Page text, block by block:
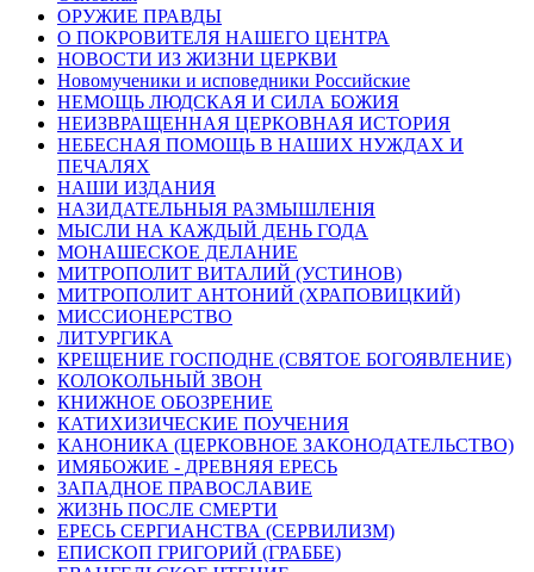
ОРУЖИЕ ПРАВДЫ
О ПОКРОВИТЕЛЯ НАШЕГО ЦЕНТРА
НОВОСТИ ИЗ ЖИЗНИ ЦЕРКВИ
Новомученики и исповедники Российские
НЕМОЩЬ ЛЮДСКАЯ И СИЛА БОЖИЯ
НЕИЗВРАЩЕННАЯ ЦЕРКОВНАЯ ИСТОРИЯ
НЕБЕСНАЯ ПОМОЩЬ В НАШИХ НУЖДАХ И
ПЕЧАЛЯХ
НАШИ ИЗДАНИЯ
НАЗИДАТЕЛЬНЫЯ РАЗМЫШЛЕНІЯ
МЫСЛИ НА КАЖДЫЙ ДЕНЬ ГОДА
МОНАШЕСКОЕ ДЕЛАНИЕ
МИТРОПОЛИТ ВИТАЛИЙ (УСТИНОВ)
МИТРОПОЛИТ АНТОНИЙ (ХРАПОВИЦКИЙ)
МИССИОНЕРСТВО
ЛИТУРГИКА
КРЕЩЕНИЕ ГОСПОДНЕ (СВЯТОЕ БОГОЯВЛЕНИЕ)
КОЛОКОЛЬНЫЙ ЗВОН
КНИЖНОЕ ОБОЗРЕНИЕ
КАТИХИЗИЧЕСКИЕ ПОУЧЕНИЯ
КАНОНИКА (ЦЕРКОВНОЕ ЗАКОНОДАТЕЛЬСТВО)
ИМЯБОЖИЕ - ДРЕВНЯЯ ЕРЕСЬ
ЗАПАДНОЕ ПРАВОСЛАВИЕ
ЖИЗНЬ ПОСЛЕ СМЕРТИ
ЕРЕСЬ СЕРГИАНСТВА (СЕРВИЛИЗМ)
ЕПИСКОП ГРИГОРИЙ (ГРАББЕ)